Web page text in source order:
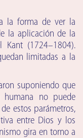
la forma de ver la
la aplicación de la
Kant (1724–1804).
limitadas a la
suponiendo que
no puede
estos parámetros,
entre Dios y los
gira en torno a